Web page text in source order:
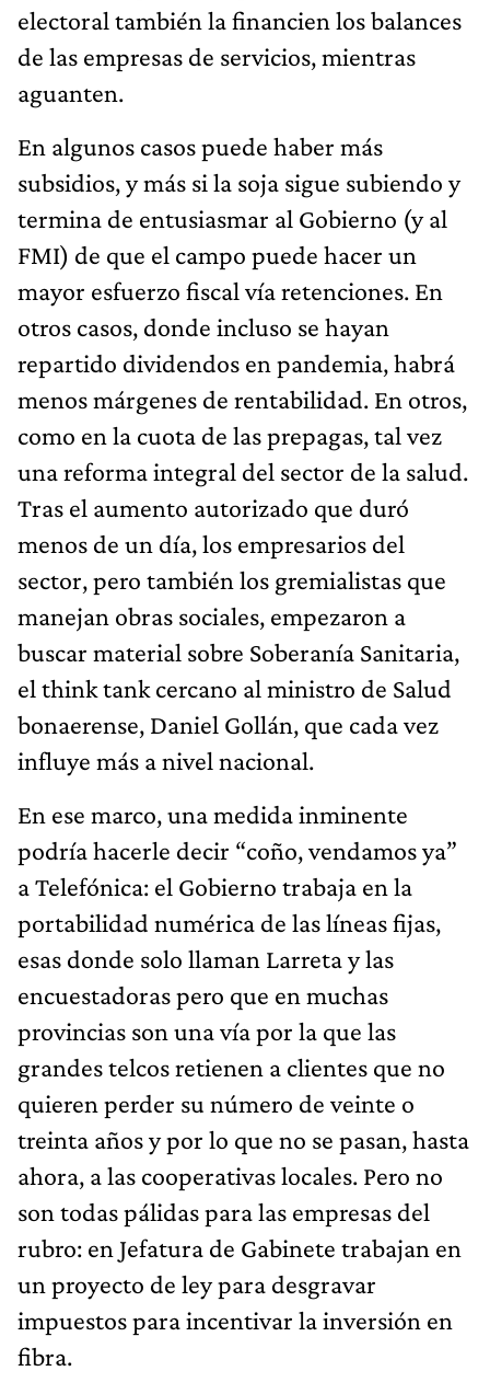
electoral también la financien los balances
de las empresas de servicios, mientras
aguanten.
En algunos casos puede haber más
subsidios, y más si la soja sigue subiendo y
termina de entusiasmar al Gobierno (y al
FMI) de que el campo puede hacer un
mayor esfuerzo fiscal vía retenciones. En
otros casos, donde incluso se hayan
repartido dividendos en pandemia, habrá
menos márgenes de rentabilidad. En otros,
como en la cuota de las prepagas, tal vez
una reforma integral del sector de la salud.
Tras el aumento autorizado que duró
menos de un día, los empresarios del
sector, pero también los gremialistas que
manejan obras sociales, empezaron a
buscar material sobre Soberanía Sanitaria,
el think tank cercano al ministro de Salud
bonaerense, Daniel Gollán, que cada vez
influye más a nivel nacional.
En ese marco, una medida inminente
podría hacerle decir “coño, vendamos ya”
a Telefónica: el Gobierno trabaja en la
portabilidad numérica de las líneas fijas,
esas donde solo llaman Larreta y las
encuestadoras pero que en muchas
provincias son una vía por la que las
grandes telcos retienen a clientes que no
quieren perder su número de veinte o
treinta años y por lo que no se pasan, hasta
ahora, a las cooperativas locales. Pero no
son todas pálidas para las empresas del
rubro: en Jefatura de Gabinete trabajan en
un proyecto de ley para desgravar
impuestos para incentivar la inversión en
fibra.